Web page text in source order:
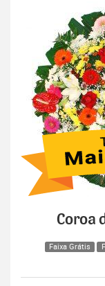
Coroa
Faixa Grátis